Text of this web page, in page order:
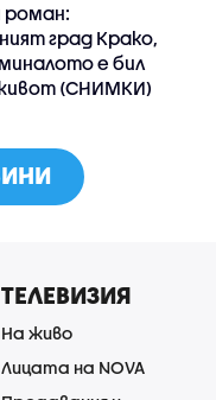
роман:
град Крако,
е бил
(СНИМКИ)
ТЕЛЕВИЗИЯ
На живо
Лицата на NOVA